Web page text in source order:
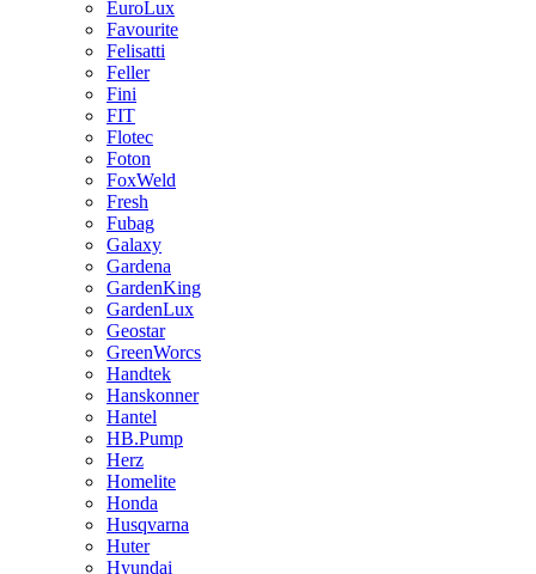
EuroLux
Favourite
Felisatti
Feller
Fini
FIT
Flotec
Foton
FoxWeld
Fresh
Fubag
Galaxy
Gardena
GardenKing
GardenLux
Geostar
GreenWorcs
Handtek
Hanskonner
Hantel
HB.Pump
Herz
Homelite
Honda
Husqvarna
Huter
Hyundai